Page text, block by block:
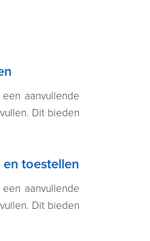
aanvullende
Dit bieden
toestellen
aanvullende
Dit bieden